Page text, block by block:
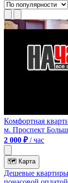
Комфортная
м. Проспект
2 000 ₽/ час
🗺 Карта
Дешевые